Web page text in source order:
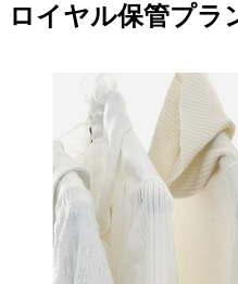
ロイヤル保管プラ